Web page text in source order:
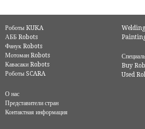
Роботы KUKA
АББ Robots
Фанук Robots
Мотоман Robots
Кавасаки Robots
Роботы SCARA
Buy
Used
О нас
Представители стран
Контактная информация